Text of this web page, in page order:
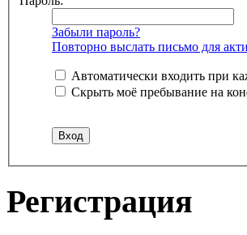
Забыли пароль?
Повторно выслать письмо для
Автоматически входить при
Скрыть моё пребывание на
Регистрация